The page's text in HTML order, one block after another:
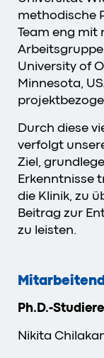
methodische
Team eng
University of
Minnesota,
Durch diese
verfolgt
Ziel,
Erkenntnisse
die Klinik, zu
Beitrag zur
zu leisten.
Ph.D.-
Nikita